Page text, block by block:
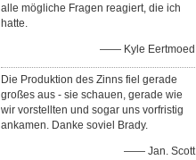
alle mögliche Fragen reagiert, die ich
hatte.
—— Kyle Eertmoed
Die Produktion des Zinns fiel gerade
großes aus - sie schauen, gerade wie
wir vorstellten und sogar uns vorfristig
ankamen. Danke soviel Brady.
—— Jan. Scott